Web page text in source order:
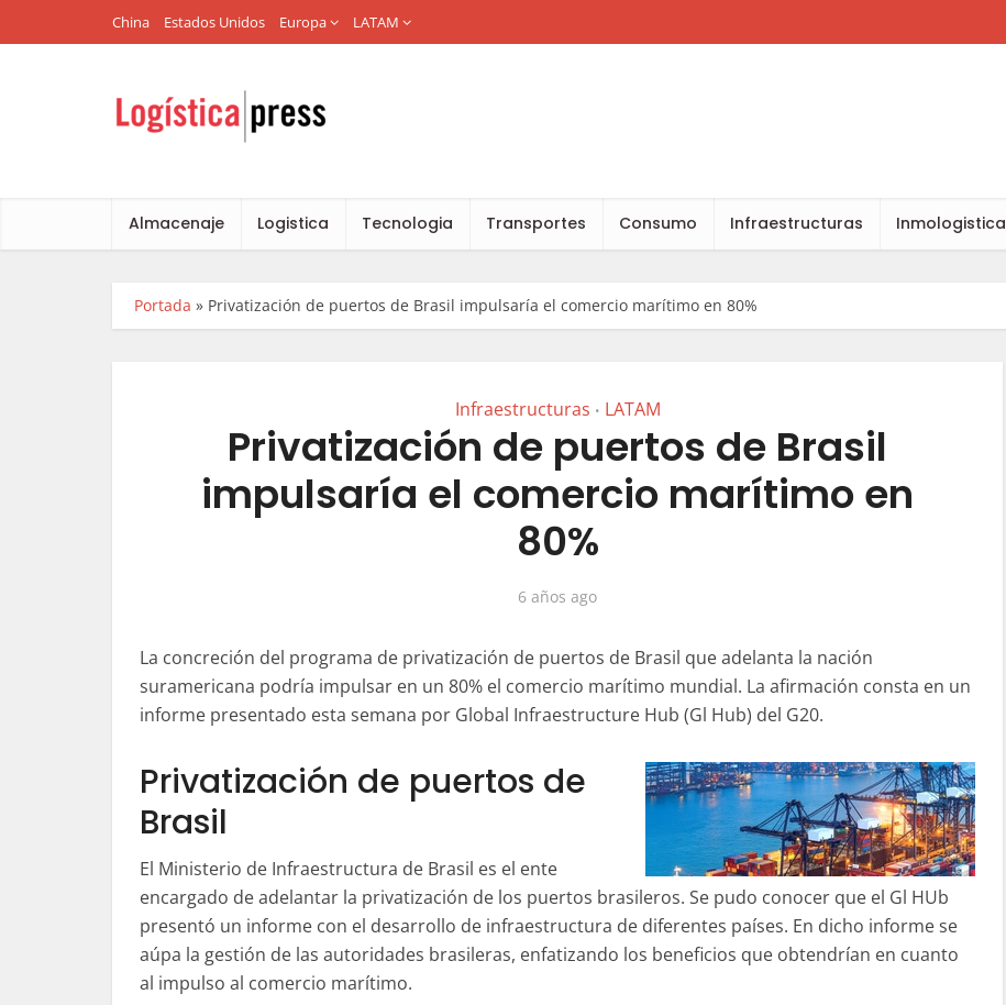
China Estados Unidos Europa LATAM
Almacenaje Logistica Tecnologia Transportes Consumo Infraestructuras Inmologistica
Portada » Privatización de puertos de Brasil impulsaría el comercio marítimo en 80%
Infraestructuras • LATAM
Privatización de puertos de Brasil
impulsaría el comercio marítimo en
80%
6 años ago
La concreción del programa de privatización de puertos de Brasil que adelanta la nación
suramericana podría impulsar en un 80% el comercio marítimo mundial. La afirmación consta en un
informe presentado esta semana por Global Infraestructure Hub (Gl Hub) del G20.
Privatización de puertos de
Brasil
El Ministerio de Infraestructura de Brasil es el ente
encargado de adelantar la privatización de los puertos brasileros. Se pudo conocer que el Gl HUb
presentó un informe con el desarrollo de infraestructura de diferentes países. En dicho informe se
aúpa la gestión de las autoridades brasileras, enfatizando los beneficios que obtendrían en cuanto
al impulso al comercio marítimo.